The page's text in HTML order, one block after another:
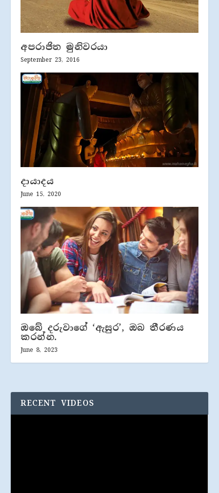
අපරාජිත මුනිවරයා
September 23, 2016
දායාදය
June 15, 2020
ඔබේ දරුවාගේ ‘ඇසුර’, ඔබ තීරණය
කරන්න.
June 8, 2023
RECENT VIDEOS